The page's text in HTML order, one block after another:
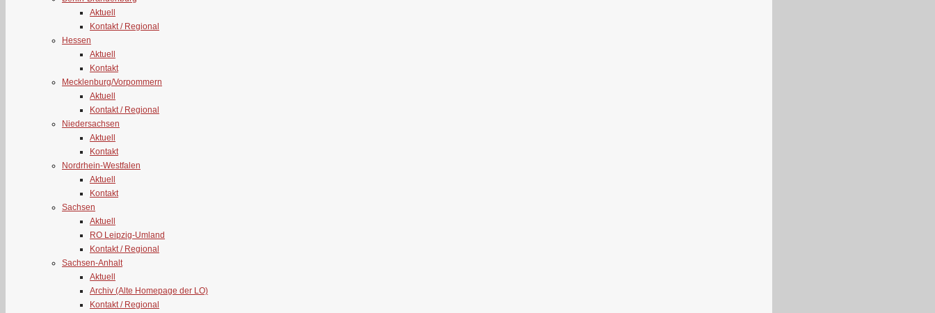
Aktuell
Kontakt / Regional
Hessen
Aktuell
Kontakt
Mecklenburg/Vorpommern
Aktuell
Kontakt / Regional
Niedersachsen
Aktuell
Kontakt
Nordrhein-Westfalen
Aktuell
Kontakt
Sachsen
Aktuell
RO Leipzig-Umland
Kontakt / Regional
Sachsen-Anhalt
Aktuell
Archiv (Alte Homepage der LO)
Kontakt / Regional